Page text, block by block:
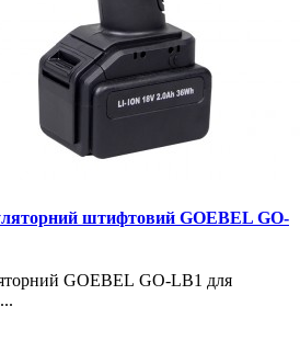
штифтовий GOEBEL GO-
GOEBEL GO-LB1 для